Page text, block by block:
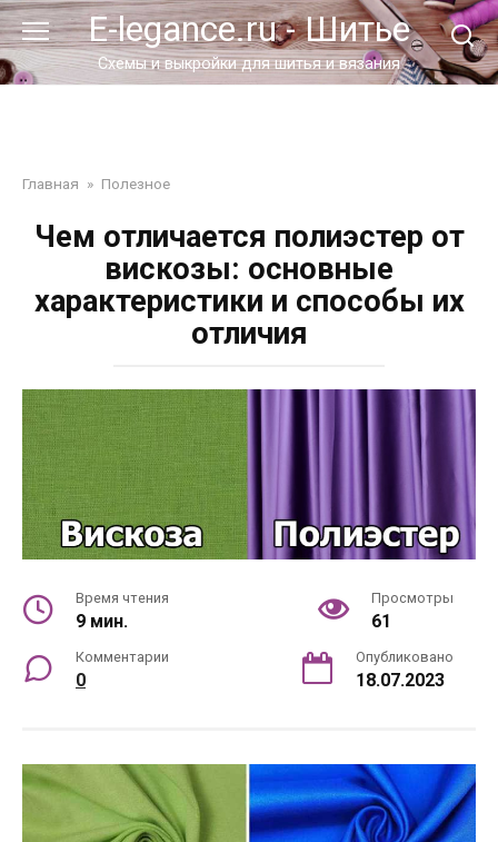
Перейти
к
контенту
E-legance.ru - Шитье
Схемы и выкройки для шитья и вязания
Главная » Полезное
Чем отличается полиэстер от
вискозы: основные
характеристики и способы их
отличия
Время чтения
9 мин.
Просмотры
61
Комментарии
0
Опубликовано
18.07.2023